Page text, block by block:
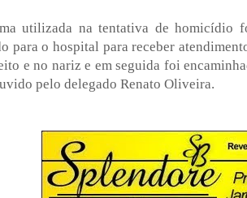
utilizada na tentativa de homicídio
para o hospital para receber
e no nariz e em seguida foi
pelo delegado Renato Oliveira.